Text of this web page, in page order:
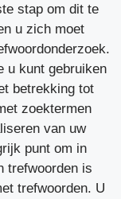
stap om dit te
u zich moet
u kunt gebruiken
betrekking tot
zoektermen
van uw
punt om in
trefwoorden is
trefwoorden. U